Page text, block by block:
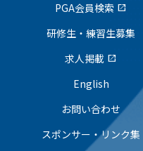
PGA会員検索 open_in_new
研修生・練習生募集
求人掲載 open_in_new
English
お問い合わせ
スポンサー・リンク集